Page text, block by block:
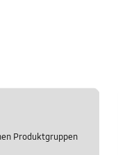
Produktgruppen